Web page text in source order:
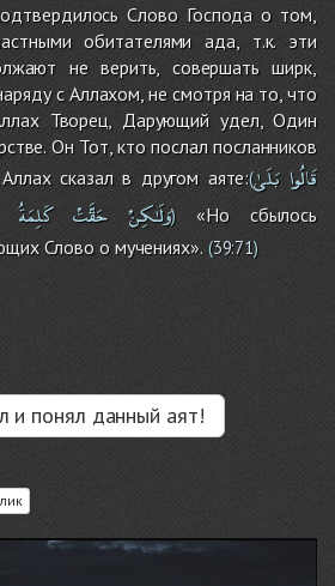
Слово Господа о том,
обитателями ада, т.к. эти
не верить, совершать ширк,
с Аллахом, не смотря на то, что
Творец, Дарующий удел, Один
Он Тот, кто послал посланников
сказал в другом аяте:( قَالُوا بَلَىٰ
وَلَـٰكِنْ حَقَّتْ كَلِمَةُ ) «Но сбылось
Слово о мучениях».(39:71)
и понял данный аят!